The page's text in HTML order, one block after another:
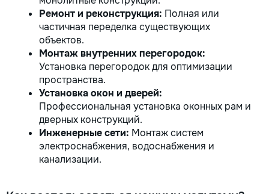
Ремонт и реконструкция: Полная или
частичная переделка существующих
объектов.
Монтаж внутренних перегородок:
Установка перегородок для оптимизации
пространства.
Установка окон и дверей:
Профессиональная установка оконных рам и
дверных конструкций.
Инженерные сети: Монтаж систем
электроснабжения, водоснабжения и
канализации.